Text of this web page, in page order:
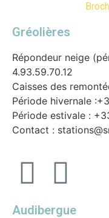
Gréolières
Répondeur neige
4.93.59.70.12
Caisses des
Période hivernale
Période estivale :
Contact :
Audibergue